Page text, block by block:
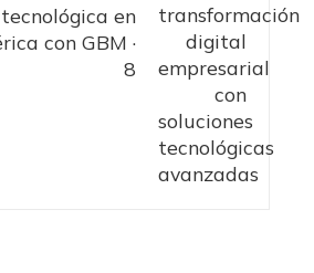
tecnológica en
con GBM ·
8